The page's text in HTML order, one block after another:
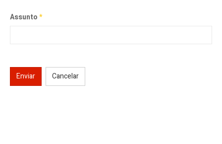
Assunto*
Enviar Cancelar